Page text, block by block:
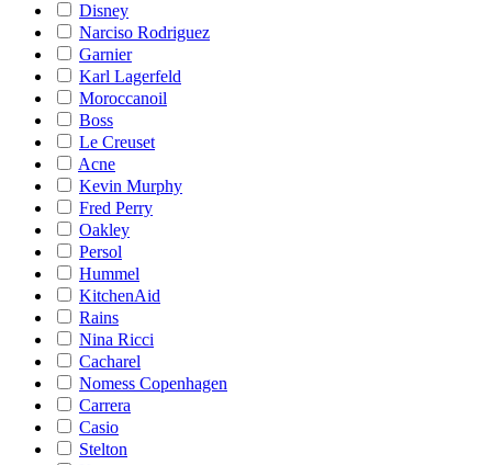
Disney
Narciso Rodriguez
Garnier
Karl Lagerfeld
Moroccanoil
Boss
Le Creuset
Acne
Kevin Murphy
Fred Perry
Oakley
Persol
Hummel
KitchenAid
Rains
Nina Ricci
Cacharel
Nomess Copenhagen
Carrera
Casio
Stelton